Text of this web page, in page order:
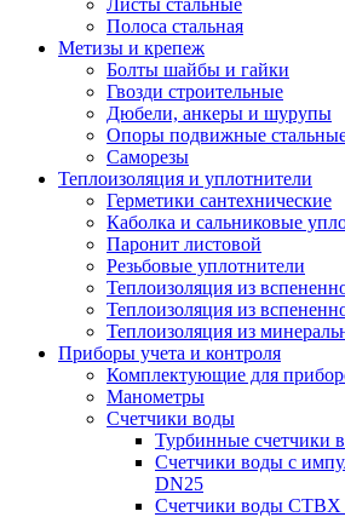
Листы стальные
Полоса стальная
Метизы и крепеж
Болты шайбы и гайки
Гвозди строительные
Дюбели, анкеры и шурупы
Опоры подвижные
Саморезы
Теплоизоляция и уплотнители
Герметики сантехнические
Каболка и сальниковые
Паронит листовой
Резьбовые уплотнители
Теплоизоляция из
Теплоизоляция из
Теплоизоляция из
Приборы учета и контроля
Комплектующие для
Манометры
Счетчики воды
Турбинные счетчики
Счетчики воды с
DN25
Счетчики воды СТВХ